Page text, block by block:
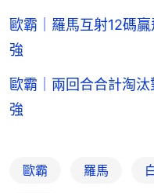
歐霸｜羅馬互射12碼
強
歐霸｜兩回合合計淘
強
歐霸 羅馬